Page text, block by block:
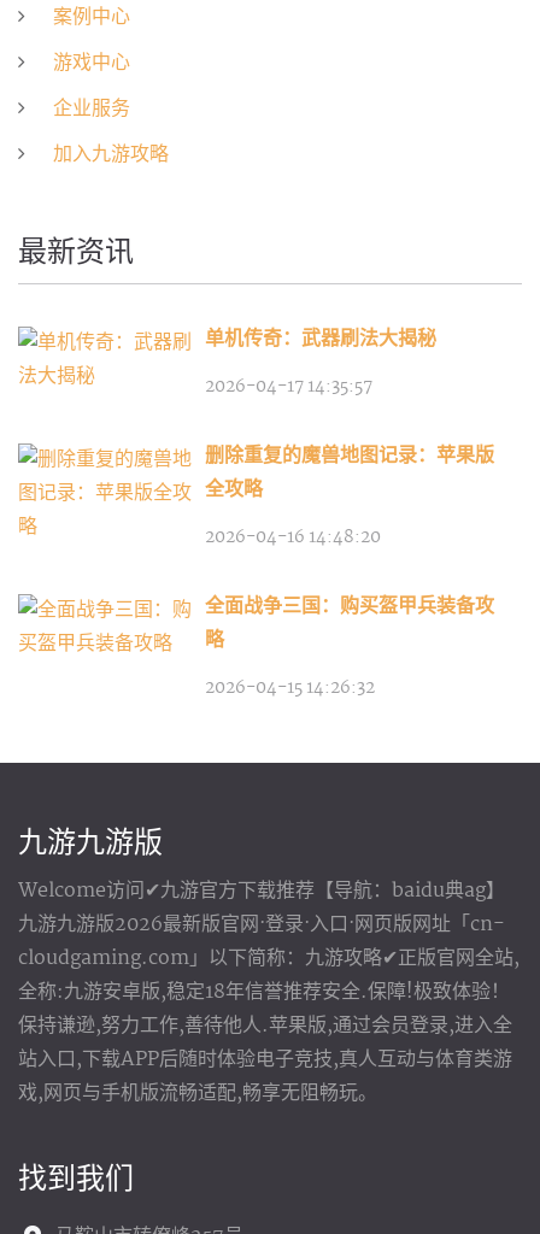
案例中心
游戏中心
企业服务
加入九游攻略
最新资讯
单机传奇：武器刷法大揭秘
2026-04-17 14:35:57
删除重复的魔兽地图记录：苹果版
全攻略
2026-04-16 14:48:20
全面战争三国：购买盔甲兵装备攻
略
2026-04-15 14:26:32
九游九游版
Welcome访问✔九游官方下载推荐【导航：baidu典ag】
九游九游版2026最新版官网·登录·入口·网页版网址「cn-
cloudgaming.com」以下简称：九游攻略✔正版官网全站,
全称:九游安卓版,稳定18年信誉推荐安全.保障!极致体验！
保持谦逊,努力工作,善待他人.苹果版,通过会员登录,进入全
站入口,下载APP后随时体验电子竞技,真人互动与体育类游
戏,网页与手机版流畅适配,畅享无阻畅玩。
找到我们